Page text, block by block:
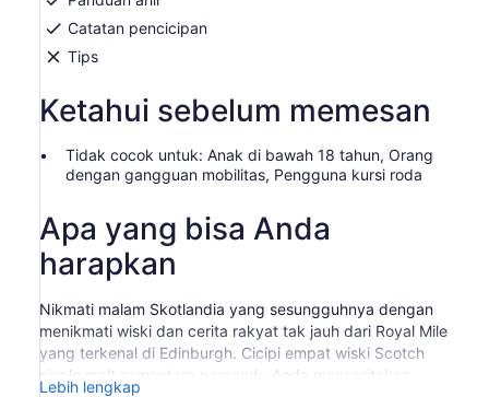
Catatan pencicipan
Tips
Ketahui sebelum memesan
Tidak cocok untuk: Anak di bawah 18 tahun, Orang
dengan gangguan mobilitas, Pengguna kursi roda
Apa yang bisa Anda
harapkan
Nikmati malam Skotlandia yang sesungguhnya dengan
menikmati wiski dan cerita rakyat tak jauh dari Royal Mile
yang terkenal di Edinburgh. Cicipi empat wiski Scotch
single malt sementara pemandu Anda menceritakan
Lebih lengkap